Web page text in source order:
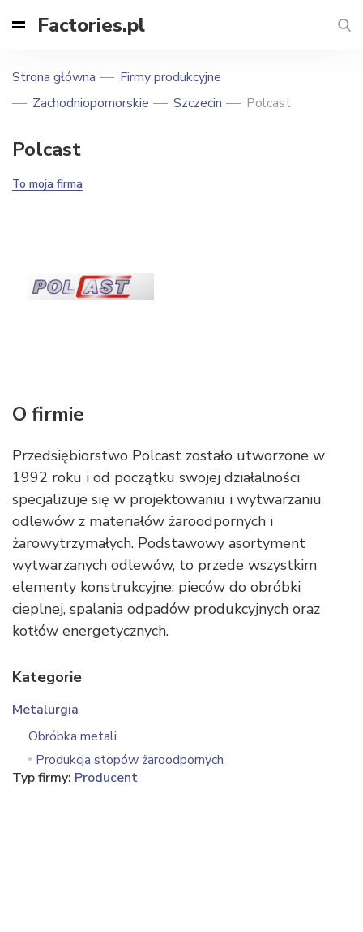
Factories.pl
Strona główna
Firmy produkcyjne
Zachodniopomorskie
Szczecin Polcast
Polcast
To moja firma
O firmie
Przedsiębiorstwo Polcast zostało utworzone w
1992 roku i od początku swojej działalności
specjalizuje się w projektowaniu i wytwarzaniu
odlewów z materiałów żaroodpornych i
żarowytrzymałych. Podstawowy asortyment
wytwarzanych odlewów, to przede wszystkim
elementy konstrukcyjne: pieców do obróbki
cieplnej, spalania odpadów produkcyjnych oraz
kotłów energetycznych.
Kategorie
Metalurgia
Obróbka metali
Produkcja stopów żaroodpornych
Typ firmy: Producent